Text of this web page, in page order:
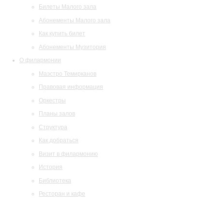
Билеты Малого зала
Абонементы Малого зала
Как купить билет
Абонементы Музитория
О филармонии
Маэстро Темирканов
Правовая информация
Оркестры
Планы залов
Структура
Как добраться
Визит в филармонию
История
Библиотека
Ресторан и кафе